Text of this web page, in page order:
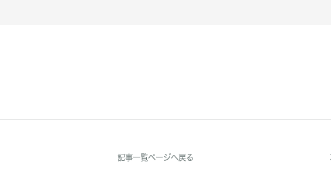
記事一覧ページへ戻る